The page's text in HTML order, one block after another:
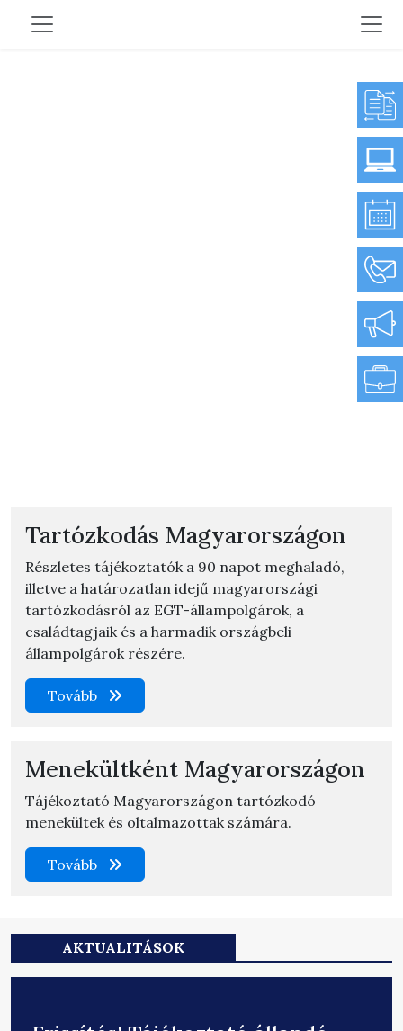
Tartózkodás Magyarországon
Részletes tájékoztatók a 90 napot meghaladó,
illetve a határozatlan idejű magyarországi
tartózkodásról az EGT-állampolgárok, a
családtagjaik és a harmadik országbeli
állampolgárok részére.
Tovább
Menekültként Magyarországon
Tájékoztató Magyarországon tartózkodó
menekültek és oltalmazottak számára.
Tovább
AKTUALITÁSOK